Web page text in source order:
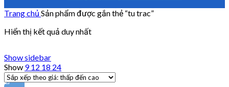
Trang chủ Sản phẩm được gắn thẻ “tu trac”
Hiển thị kết quả duy nhất
Show sidebar
Show 912 18 24